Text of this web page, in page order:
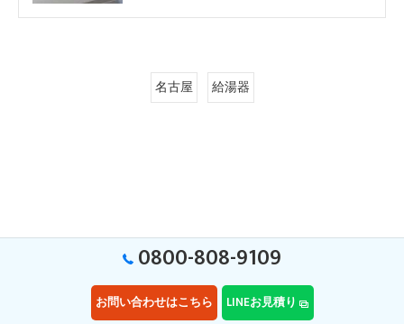
名古屋 給湯器
0800-808-9109
お問い合わせはこちら LINEお見積り